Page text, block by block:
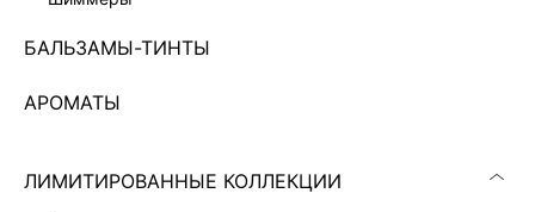
БАЛЬЗАМЫ-ТИНТЫ
АРОМАТЫ
ЛИМИТИРОВАННЫЕ КОЛЛЕКЦИИ